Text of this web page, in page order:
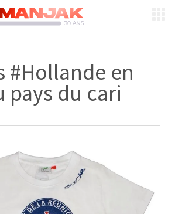
#Hollande en
pays du cari